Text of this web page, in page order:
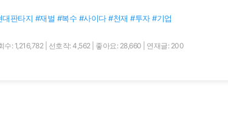
대판타지 #재벌 #복수 #사이다 #천재 #투자 #기업
수: 1,216,782 선호작: 4,562 좋아요: 28,660 연재글: 200